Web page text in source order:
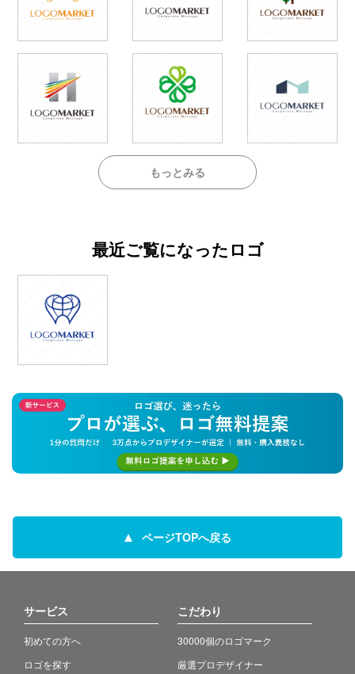
もっとみる
最近ご覧になったロゴ
ページTOPへ戻る
サービス
初めての方へ
ロゴを探す
こだわり
30000個のロゴマーク
厳選プロデザイナー